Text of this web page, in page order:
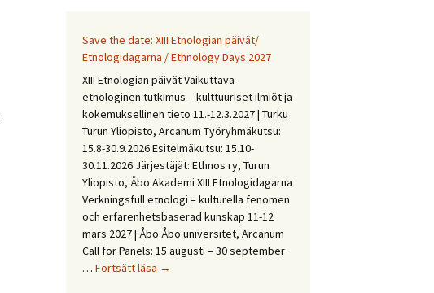
Save the date: XIII Etnologian päivät/
Etnologidagarna / Ethnology Days 2027
XIII Etnologian päivät Vaikuttava
etnologinen tutkimus – kulttuuriset ilmiöt ja
kokemuksellinen tieto 11.-12.3.2027 | Turku
Turun Yliopisto, Arcanum Työryhmäkutsu:
15.8-30.9.2026 Esitelmäkutsu: 15.10-
30.11.2026 Järjestäjät: Ethnos ry, Turun
Yliopisto, Åbo Akademi XIII Etnologidagarna
Verkningsfull etnologi – kulturella fenomen
och erfarenhetsbaserad kunskap 11-12
mars 2027 | Åbo Åbo universitet, Arcanum
Call for Panels: 15 augusti – 30 september
… Fortsätt läsa Save
→